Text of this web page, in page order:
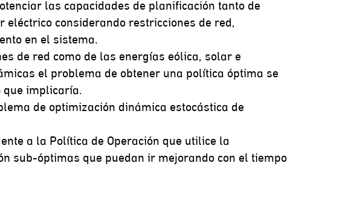
las capacidades de planificación tanto de
eléctrico considerando restricciones de red,
en el sistema.
de red como de las energías eólica, solar e
el problema de obtener una política óptima se
que implicaría.
de optimización dinámica estocástica de
a la Política de Operación que utilice la
sub-óptimas que puedan ir mejorando con el tiempo